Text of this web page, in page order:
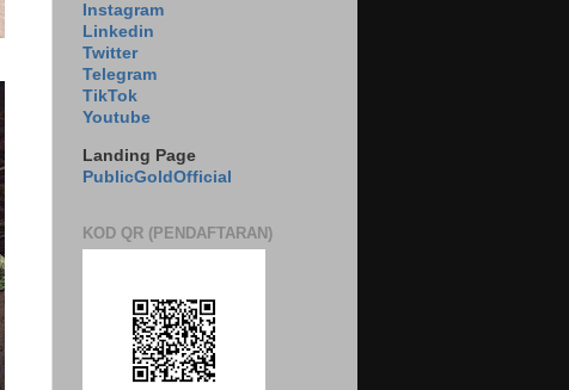
Instagram
Linkedin
Twitter
Telegram
TikTok
Youtube
Landing Page
PublicGoldOfficial
KOD QR (PENDAFTARAN)